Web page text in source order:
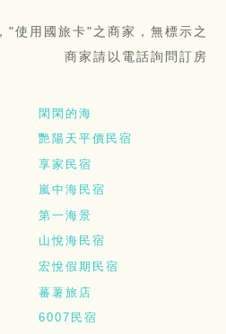
"使用國旅卡"之商家，無標示之
商家請以電話詢問訂房
閑閑的海
艷陽天平價民宿
享家民宿
嵐中海民宿
第一海景
山悅海民宿
宏悅假期民宿
蕃薯旅店
6007民宿